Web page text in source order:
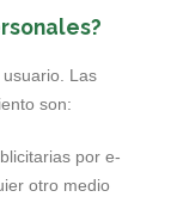
Las
son:
por e-
otro medio